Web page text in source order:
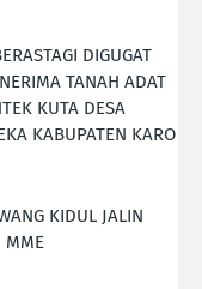
DIGUGAT
TANAH ADAT
KUTA DESA
KABUPATEN KARO
KIDUL JALIN
MME